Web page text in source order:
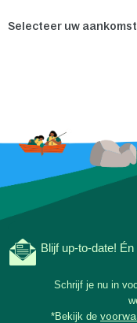
Selecteer uw
Blijf up-to-date!
Schrijf je nu in
*Bekijk de